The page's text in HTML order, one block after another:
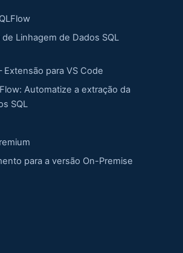
de Linhagem de Dados SQL
Extensão para VS Code
Automatize a extração da
SQL
para a versão On-Premise